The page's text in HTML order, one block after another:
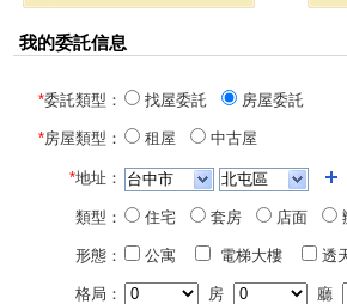
我的委託信息
*委託類型： 找屋委託 房屋委託
*房屋類型： 租屋 中古屋
*地址：
類型： 住宅 套房 店面
形態： 公寓 電梯大樓 透
格局： 房 廳